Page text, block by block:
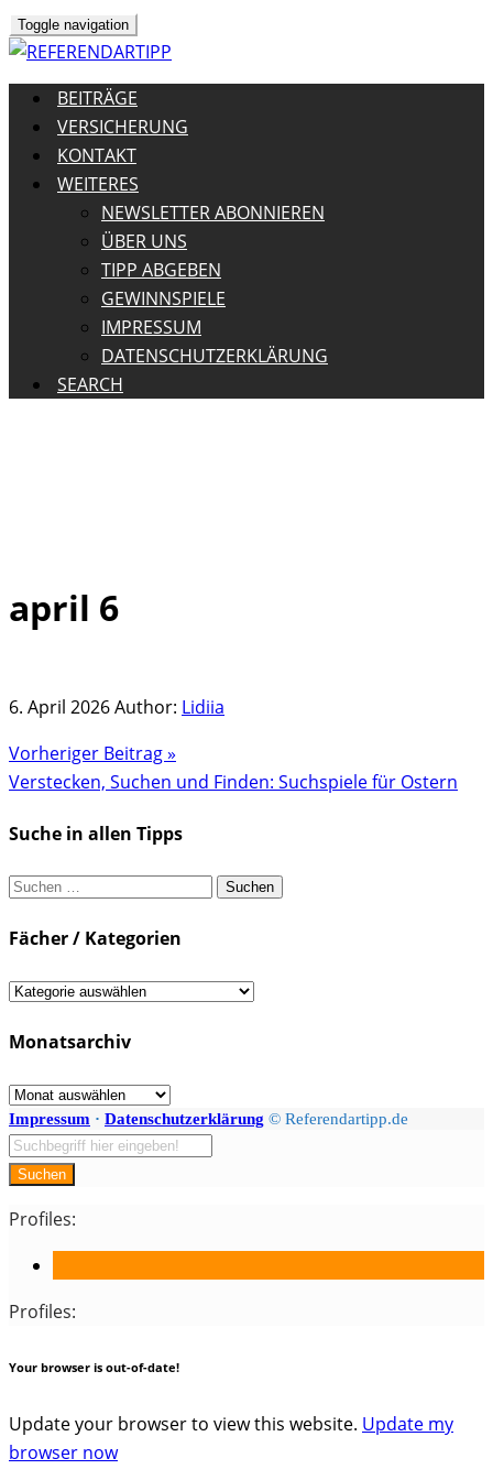
Toggle navigation
BEITRÄGE
VERSICHERUNG
KONTAKT
WEITERES
NEWSLETTER ABONNIEREN
ÜBER UNS
TIPP ABGEBEN
GEWINNSPIELE
IMPRESSUM
DATENSCHUTZERKLÄRUNG
SEARCH
Skip
april 6
6. April 2026Author: Lidiia
Vorheriger Beitrag »
Verstecken, Suchen und Finden: Suchspiele für Ostern
Suche in allen Tipps
Suchen
Fächer / Kategorien
Fächer
Kategorien
Monatsarchiv
Monatsarchiv
Impressum · Datenschutzerklärung © Referendartipp.de
Suchen
Profiles:
Profiles:
Your browser is out-of-date!
Update your browser to view this website. Update my
browser now